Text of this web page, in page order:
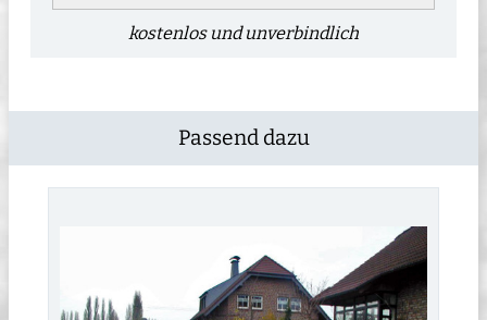
kostenlos und unverbindlich
Passend dazu